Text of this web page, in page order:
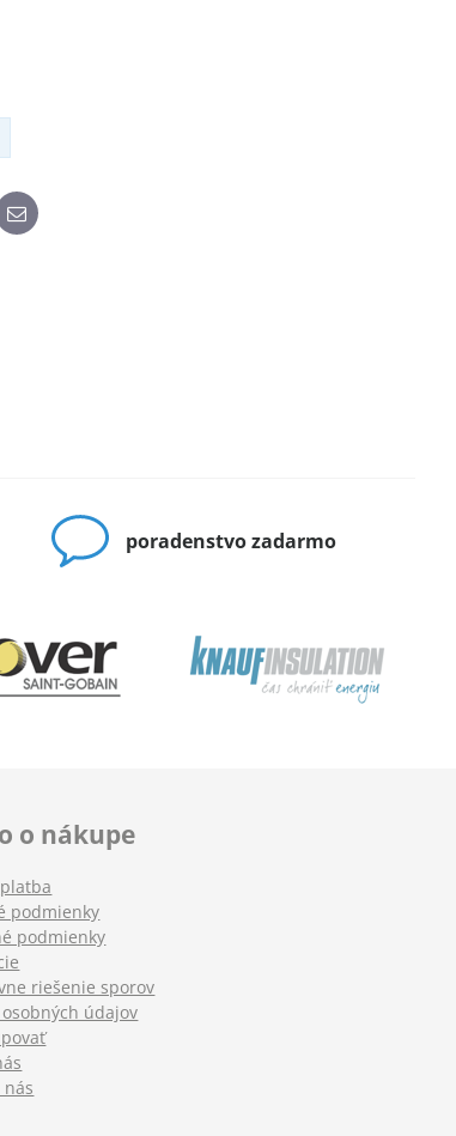
E-
mail
poradenstvo zadarmo
o nákupe
podmienky
podmienky
riešenie sporov
údajov
nás